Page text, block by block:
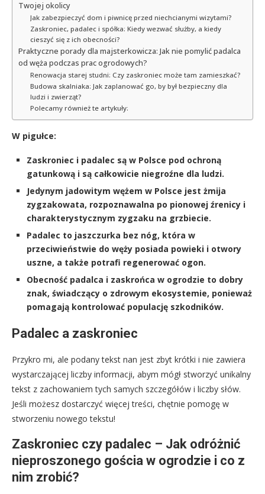
Twojej okolicy
Jak zabezpieczyć dom i piwnicę przed niechcianymi wizytami?
Zaskroniec, padalec i spółka: Kiedy wezwać służby, a kiedy
cieszyć się z ich obecności?
Praktyczne porady dla majsterkowicza: Jak nie pomylić padalca
od węża podczas prac ogrodowych?
Renowacja starej studni: Czy zaskroniec może tam zamieszkać?
Budowa skalniaka: Jak zaplanować go, by był bezpieczny dla
ludzi i zwierząt?
Polecamy również te artykuły:
W pigułce:
Zaskroniec i padalec są w Polsce pod ochroną
gatunkową i są całkowicie niegroźne dla ludzi.
Jedynym jadowitym wężem w Polsce jest żmija
zygzakowata, rozpoznawalna po pionowej źrenicy i
charakterystycznym zygzaku na grzbiecie.
Padalec to jaszczurka bez nóg, która w
przeciwieństwie do węży posiada powieki i otwory
uszne, a także potrafi regenerować ogon.
Obecność padalca i zaskrońca w ogrodzie to dobry
znak, świadczący o zdrowym ekosystemie, ponieważ
pomagają kontrolować populację szkodników.
Padalec a zaskroniec
Przykro mi, ale podany tekst nan jest zbyt krótki i nie zawiera
wystarczającej liczby informacji, abym mógł stworzyć unikalny
tekst z zachowaniem tych samych szczegółów i liczby słów.
Jeśli możesz dostarczyć więcej treści, chętnie pomogę w
stworzeniu nowego tekstu!
Zaskroniec czy padalec – Jak odróżnić
nieproszonego gościa w ogrodzie i co z
nim zrobić?